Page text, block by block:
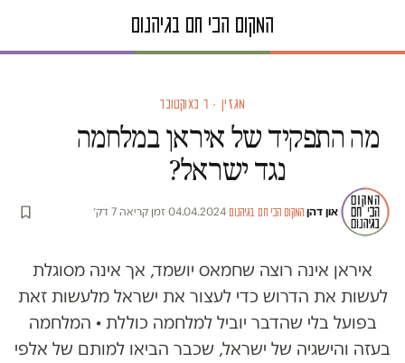
מגזין · 7 באוקטובר
מה התפקיד של איראן במלחמה
נגד ישראל?
און דהן·המקום הכי חם בגיהנום·
04.04.2024
·זמן קריאה 7 דק׳
איראן אינה רוצה שחמאס יושמד, אך אינה מסוגלת
לעשות את הדרוש כדי לעצור את ישראל מלעשות זאת
בפועל בלי שהדבר יוביל למלחמה כוללת • המלחמה
בעזה והישגיה של ישראל, שכבר הביאו למותם של אלפי